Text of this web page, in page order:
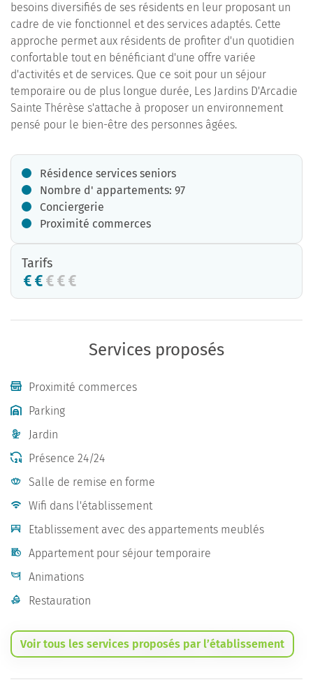
besoins diversifiés de ses résidents en leur proposant un
cadre de vie fonctionnel et des services adaptés. Cette
approche permet aux résidents de profiter d'un quotidien
confortable tout en bénéficiant d'une offre variée
d'activités et de services. Que ce soit pour un séjour
temporaire ou de plus longue durée, Les Jardins D'Arcadie
Sainte Thérèse s'attache à proposer un environnement
pensé pour le bien-être des personnes âgées.
Résidence services seniors
Nombre d' appartements: 97
Conciergerie
Proximité commerces
Tarifs
Services proposés
Proximité commerces
Parking
Jardin
Présence 24/24
Salle de remise en forme
Wifi dans l'établissement
Etablissement avec des appartements meublés
Appartement pour séjour temporaire
Animations
Restauration
Voir tous les services proposés par l’établissement